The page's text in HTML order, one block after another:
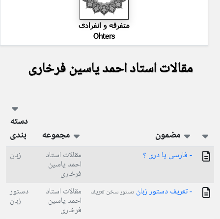
متفرقه و انفرادی
Ohters
مقالات استاد احمد یاسین فرخاری
مضمون مجموعه
دسته
بندی
- فارسی یا دری ؟ مقالات استاد
احمد یاسین
فرخاری
زبان
- تعریف دستور زبان دستور سخن تعریف مقالات استاد
احمد یاسین
فرخاری
دستور
زبان